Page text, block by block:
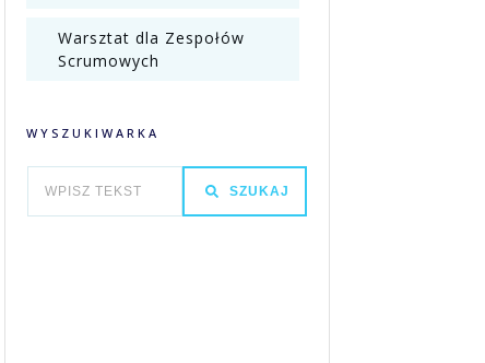
Warsztat dla Zespołów
Scrumowych
WYSZUKIWARKA
SZUKAJ